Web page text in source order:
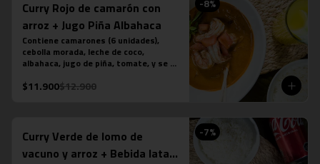
-8%
Curry Rojo de camarón con
arroz + Jugo Piña Albahaca
Contiene camarones (6 unidades),
cebolla morada, leche de coco,
albahaca, jugo de piña, tomate, y se
jazmín. (contiene salsa de pescado).
$11.900$12.900
-7%
Curry Verde de lomo de
vacuno y arroz + Bebida lata